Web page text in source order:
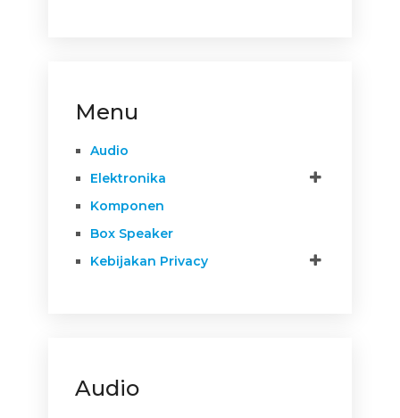
Menu
Audio
Elektronika
Komponen
Box Speaker
Kebijakan Privacy
Audio